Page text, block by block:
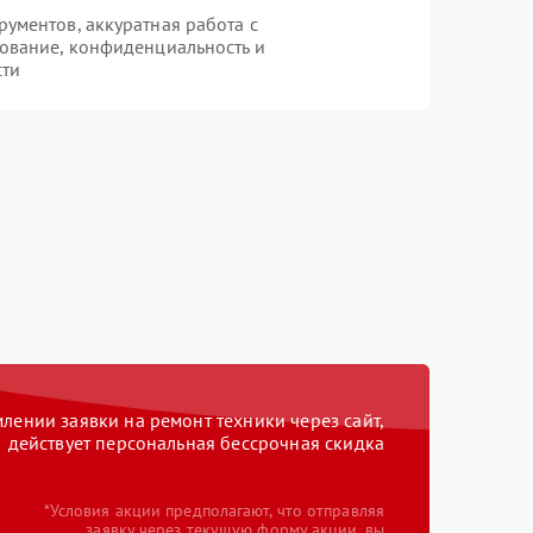
аккуратная работа с
конфиденциальность и
заявки на ремонт техники через сайт,
действует персональная бессрочная скидка
*Условия акции предполагают, что отправляя